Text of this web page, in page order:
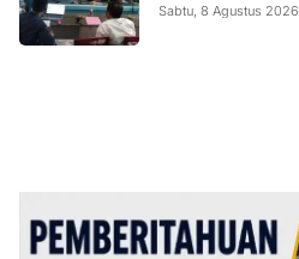
Sabtu, 8 Agustus 2026